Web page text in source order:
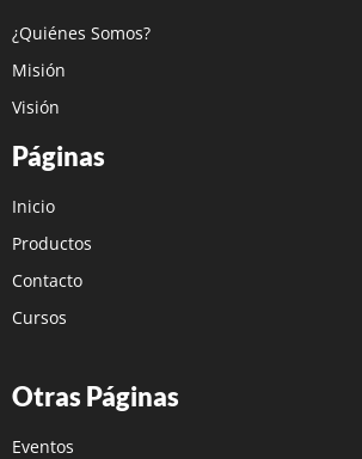
¿Quiénes Somos?
Misión
Visión
Páginas
Inicio
Productos
Contacto
Cursos
Otras Páginas
Eventos